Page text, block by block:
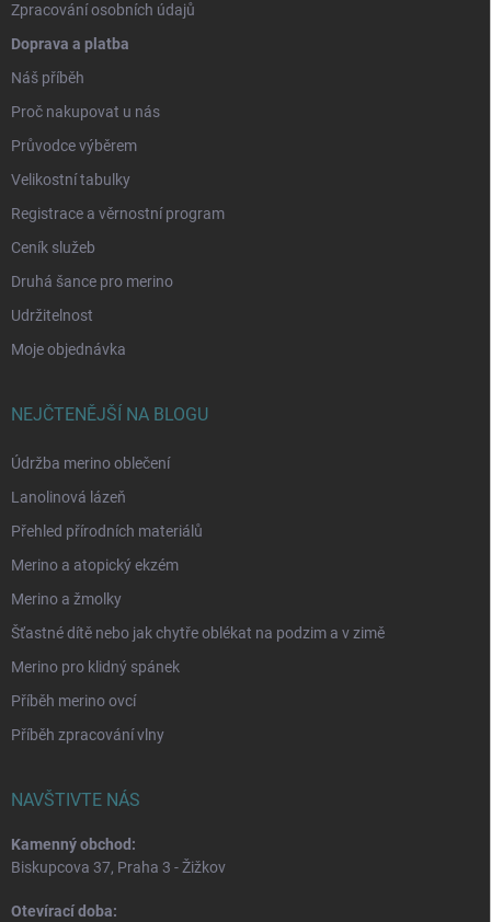
Zpracování osobních údajů
Doprava a platba
Náš příběh
Proč nakupovat u nás
Průvodce výběrem
Velikostní tabulky
Registrace a věrnostní program
Ceník služeb
Druhá šance pro merino
Udržitelnost
Moje objednávka
NEJČTENĚJŠÍ NA BLOGU
Údržba merino oblečení
Lanolinová lázeň
Přehled přírodních materiálů
Merino a atopický ekzém
Merino a žmolky
Šťastné dítě nebo jak chytře oblékat na podzim a v zimě
Merino pro klidný spánek
Příběh merino ovcí
Příběh zpracování vlny
NAVŠTIVTE NÁS
Kamenný obchod:
Biskupcova 37, Praha 3 - Žižkov
Otevírací doba: